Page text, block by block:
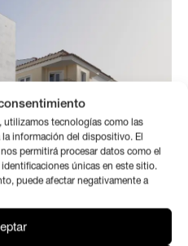
utilizamos tecnologías como las
la información del dispositivo. El
permitirá procesar datos como el
únicas en este sitio.
puede afectar negativamente a
2024